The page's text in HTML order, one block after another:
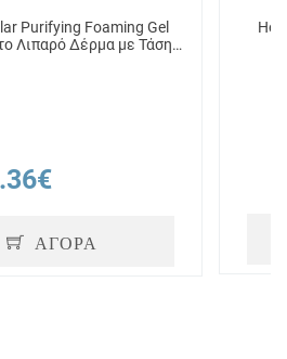
Purifying Foaming Gel
Λιπαρό Δέρμα με Τάση
ΑΓΟΡΑ